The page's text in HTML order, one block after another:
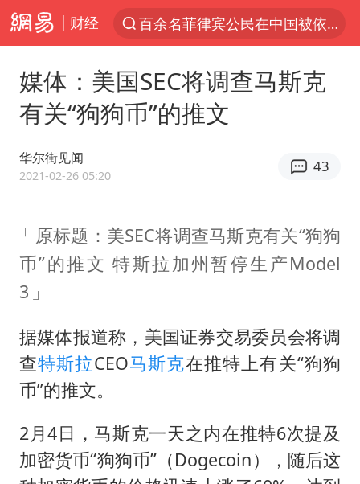
财经
百余名菲律宾公民在中国被依法处理
台湾不是国家不存在“国格”
公安部通报：抓获犯罪嫌疑人8200余名
易烊千玺金鸡百花双料影帝
伊朗最高领袖将任命数名高级指挥官
警惕！我国境内发现多起“Sorry”勒索病毒攻击事件
我国民营企业创新动能持续增强
高铁双人座被免票儿童挤成3人座
媒体：美国SEC将调查马斯克
有关“狗狗币”的推文
华尔街见闻
2021-02-26 05:20
43
原标题：美SEC将调查马斯克有关“狗狗
币”的推文 特斯拉加州暂停生产Model
3
据媒体报道称，美国证券交易委员会将调
查特斯拉CEO马斯克在推特上有关“狗狗
币”的推文。
2月4日，马斯克一天之内在推特6次提及
加密货币“狗狗币”（Dogecoin），随后这